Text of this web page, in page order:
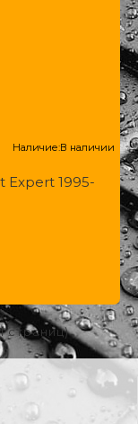
Наличие:В наличии
1995-
страниц)